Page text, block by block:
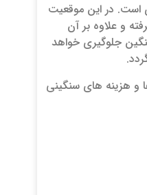
است. در این موقعیت
و علاوه بر آن
جلوگیری خواهد
و هزینه های سنگینی